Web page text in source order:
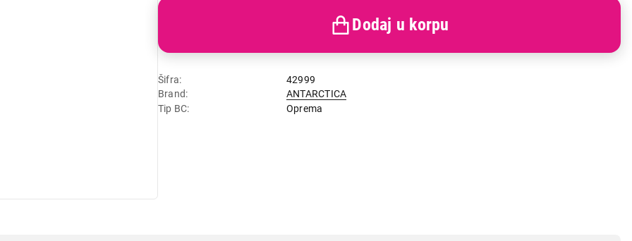
Šifra
42999
Brand
ANTARCTICA
Tip BC
Oprema
Dodaj u korpu